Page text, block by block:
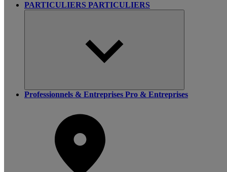
PARTICULIERS PARTICULIERS
Professionnels & Entreprises Pro & Entreprises